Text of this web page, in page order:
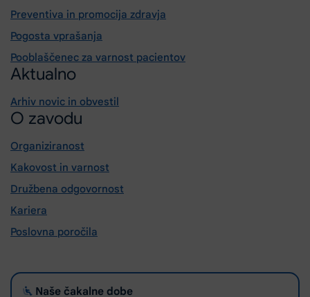
Preventiva in promocija zdravja
Pogosta vprašanja
Pooblaščenec za varnost pacientov
Aktualno
Arhiv novic in obvestil
O zavodu
Organiziranost
Kakovost in varnost
Družbena odgovornost
Kariera
Poslovna poročila
Naše čakalne dobe